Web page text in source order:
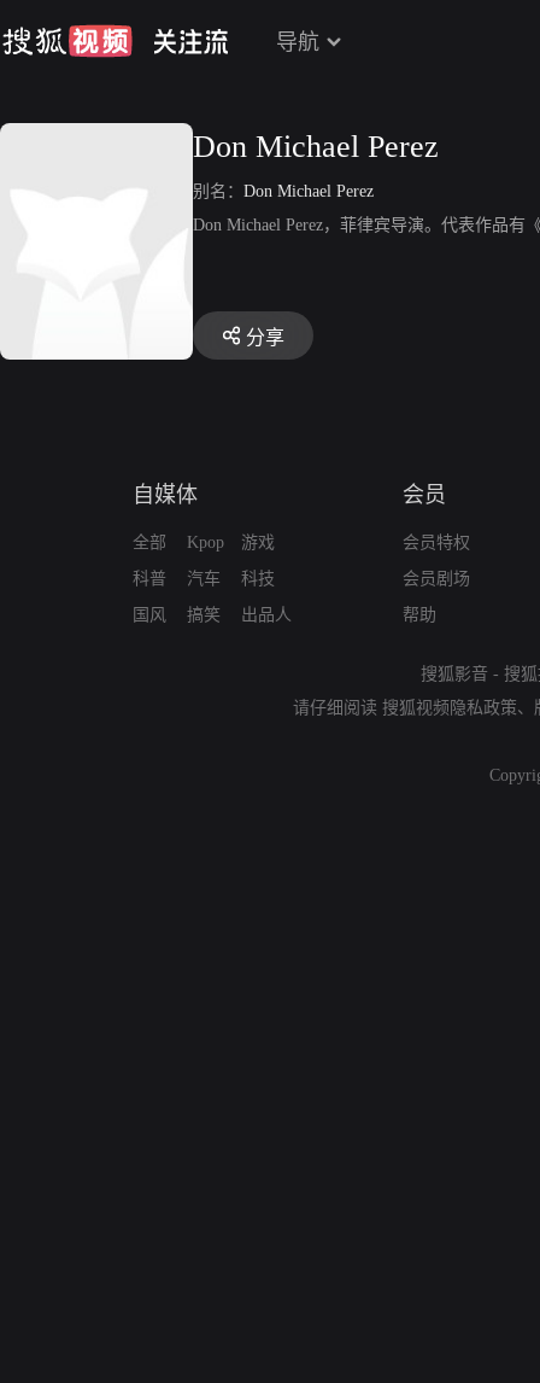
导航
Don Michael Perez
别名： Don Michael Perez
Don Michael Perez，菲律宾导演。代表作品有
分享
自媒体
全部
科普
国风
Kpop
汽车
搞笑
游戏
科技
出品人
会员
会员特权
会员剧场
帮助
搜狐影音 - 搜
请仔细阅读 搜狐视频隐私政策、